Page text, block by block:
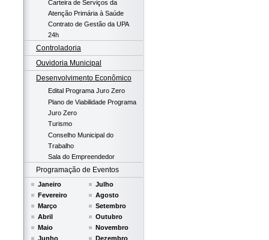
Carteira de Serviços da
Atenção Primária à Saúde
Contrato de Gestão da UPA
24h
Controladoria
Ouvidoria Municipal
Desenvolvimento Econômico
Edital Programa Juro Zero
Plano de Viabilidade Programa
Juro Zero
Turismo
Conselho Municipal do
Trabalho
Sala do Empreendedor
Programação de Eventos
Janeiro
Fevereiro
Março
Abril
Maio
Junho
Julho
Agosto
Setembro
Outubro
Novembro
Dezembro